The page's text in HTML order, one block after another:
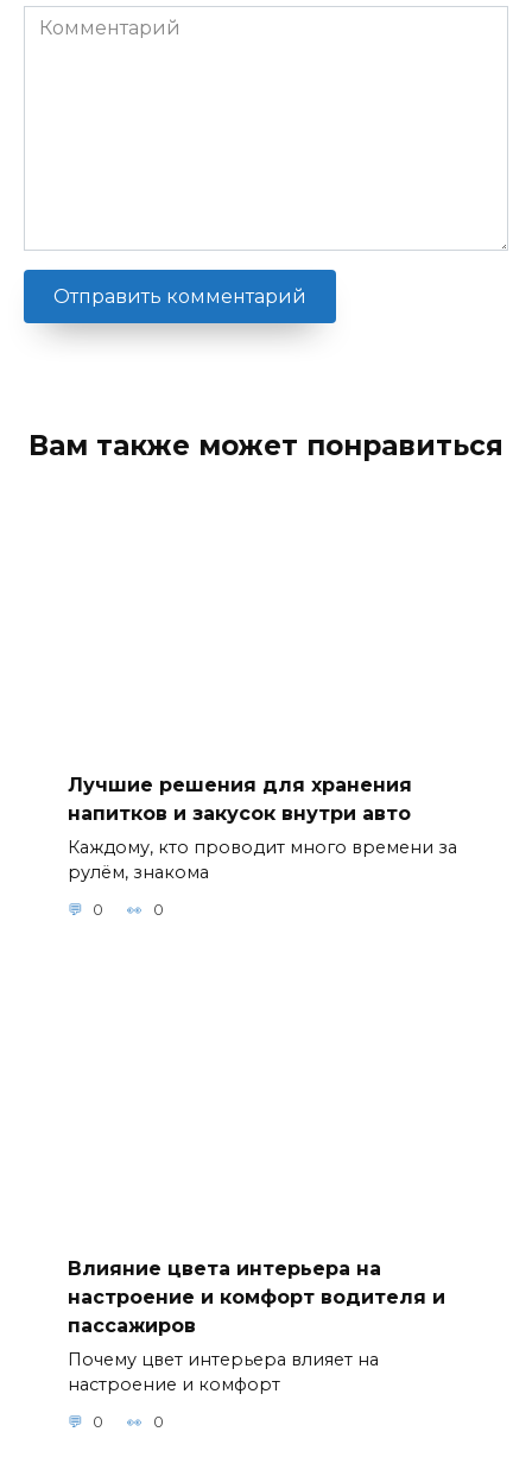
Комментарий
Вам также может понравиться
Лучшие решения для хранения
напитков и закусок внутри авто
Каждому, кто проводит много времени за
рулём, знакома
0 0
Влияние цвета интерьера на
настроение и комфорт водителя и
пассажиров
Почему цвет интерьера влияет на
настроение и комфорт
0 0